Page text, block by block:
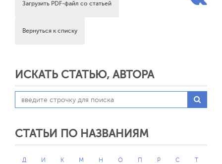
Загрузить PDF-файл со статьей
Вернуться к списку
ИСКАТЬ СТАТЬЮ, АВТОРА
СТАТЬИ ПО НАЗВАНИЯМ
Д И К М Н О П Р С Т